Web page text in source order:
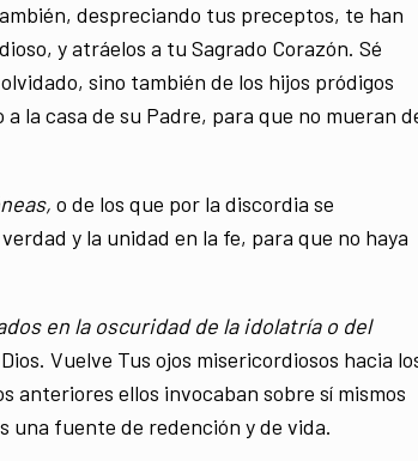
despreciando tus preceptos, te han
y atráelos a tu Sagrado Corazón. Sé
sino también de los hijos pródigos
la casa de su Padre, para que no mueran
o de los que por la discordia se
y la unidad en la fe, para que no haya
en la oscuridad de la idolatría o del
Vuelve Tus ojos misericordiosos hacia
anteriores ellos invocaban sobre sí mismos
una fuente de redención y de vida.